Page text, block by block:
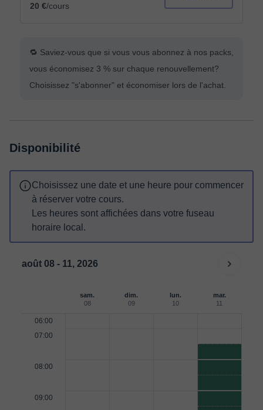
20 €/cours
🔁 Saviez-vous que si vous vous abonnez à nos packs,
vous économisez 3 % sur chaque renouvellement?
Choisissez "s'abonner" et économiser lors de l'achat.
Disponibilité
Choisissez une date et une heure pour commencer
à réserver votre cours.
Les heures sont affichées dans votre fuseau
horaire local.
août 08 - 11, 2026
sam.
08
dim.
09
lun.
10
mar.
11
06:00
07:00
08:00
09:00